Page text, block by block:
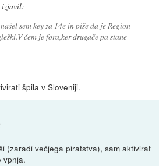
izjavil:
sem key za 14e in piše da je Region
čem je fora,ker drugače pa stane
špila v Sloveniji.
(zaradi većjega piratstva), sam aktivirat
vpnja.